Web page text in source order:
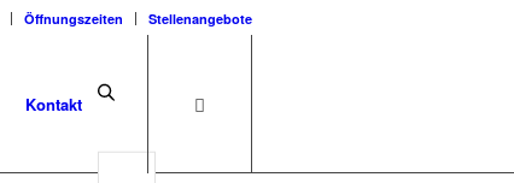
Öffnungszeiten Stellenangebote
Kontakt